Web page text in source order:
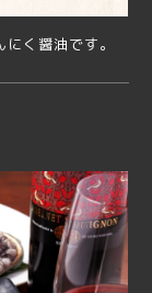
く醤油です。